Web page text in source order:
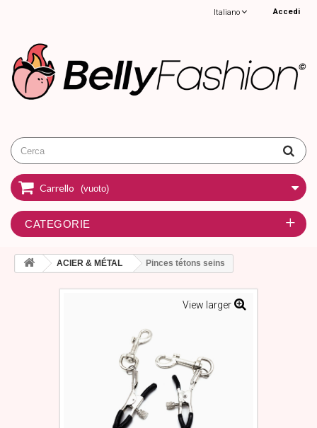
Accedi
Italiano
Carrello (vuoto)
CATEGORIE
ACIER & MÉTAL Pinces tétons seins
View larger